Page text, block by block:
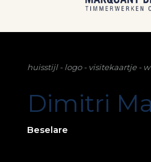
huisstijl - logo - visitekaartje -
Dimitri
Beselare